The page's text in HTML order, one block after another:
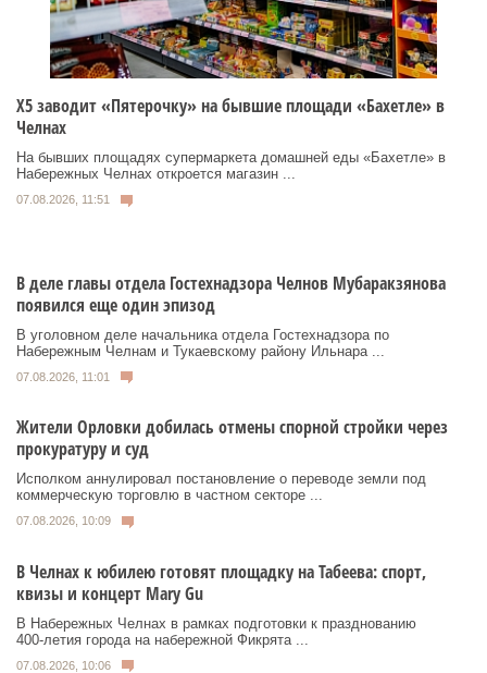
Х5 заводит «Пятерочку» на бывшие площади «Бахетле» в
Челнах
На бывших площадях супермаркета домашней еды «Бахетле» в
Набережных Челнах откроется магазин ...
07.08.2026, 11:51
В деле главы отдела Гостехнадзора Челнов Мубаракзянова
появился еще один эпизод
В уголовном деле начальника отдела Гостехнадзора по
Набережным Челнам и Тукаевскому району Ильнара ...
07.08.2026, 11:01
Жители Орловки добилась отмены спорной стройки через
прокуратуру и суд
Исполком аннулировал постановление о переводе земли под
коммерческую торговлю в частном секторе ...
07.08.2026, 10:09
В Челнах к юбилею готовят площадку на Табеева: спорт,
квизы и концерт Mary Gu
В Набережных Челнах в рамках подготовки к празднованию
400‑летия города на набережной Фикрята ...
07.08.2026, 10:06